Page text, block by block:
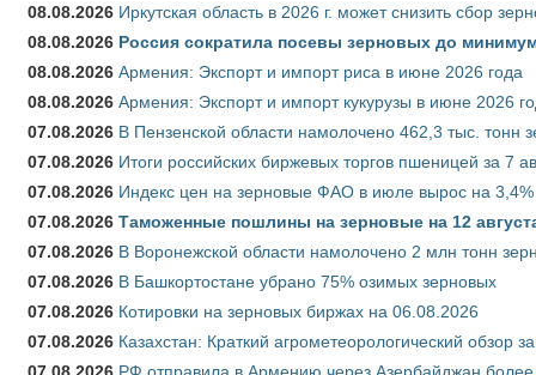
08.08.2026 Иркутская область в 2026 г. может снизить сбор
08.08.2026 Россия сократила посевы зерновых до
08.08.2026 Армения: Экспорт и импорт риса в июне 2026 года
08.08.2026 Армения: Экспорт и импорт кукурузы в июне 2026
07.08.2026 В Пензенской области намолочено 462,3 тыс. тонн
07.08.2026 Итоги российских биржевых торгов пшеницей за 7
07.08.2026 Индекс цен на зерновые ФАО в июле вырос на 3,4%
07.08.2026 Таможенные пошлины на зерновые на 12
07.08.2026 В Воронежской области намолочено 2 млн тонн
07.08.2026 В Башкортостане убрано 75% озимых зерновых
07.08.2026 Котировки на зерновых биржах на 06.08.2026
07.08.2026 Казахстан: Краткий агрометеорологический обзор